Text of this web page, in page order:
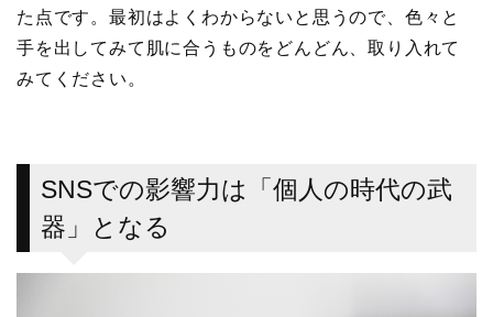
た点です。最初はよくわからないと思うので、色々と
手を出してみて肌に合うものをどんどん、取り入れて
みてください。
SNSでの影響力は「個人の時代の武
器」となる